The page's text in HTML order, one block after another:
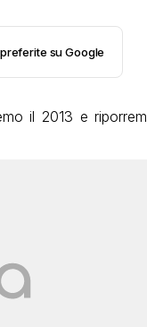
su Google
il 2013 e